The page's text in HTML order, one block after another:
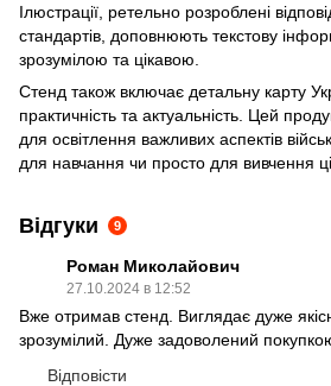
Ілюстрації, ретельно розроблені
стандартів, доповнюють текстову
зрозумілою та цікавою.
Стенд також включає детальну карту
практичність та актуальність. Цей
для освітлення важливих аспектів
для навчання чи просто для вивчення
Відгуки 9
Роман Миколайович
27.10.2024 в 12:52
Вже отримав стенд. Виглядає дуже
зрозумілий. Дуже задоволений
Відповісти